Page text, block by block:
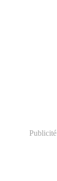
Publicité